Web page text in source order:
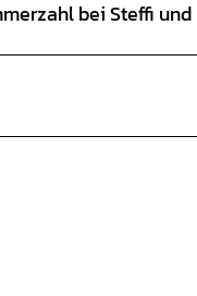
bei Steffi und